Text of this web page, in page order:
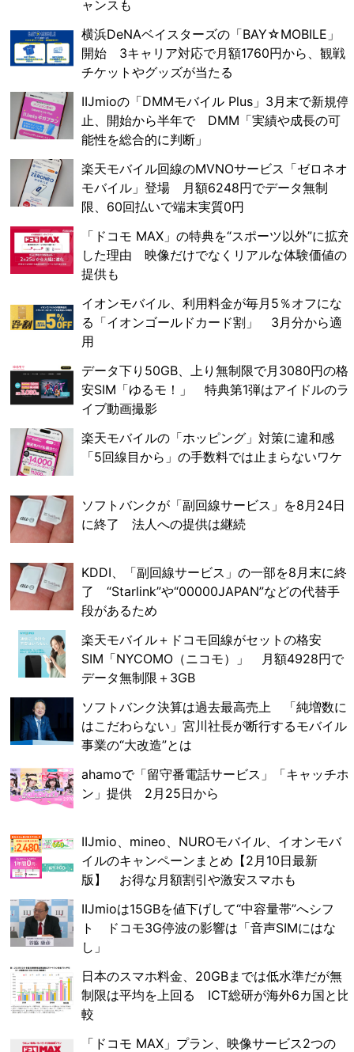
ャンスも
横浜DeNAベイスターズの「BAY☆MOBILE」
開始 3キャリア対応で月額1760円から、観戦
チケットやグッズが当たる
IIJmioの「DMMモバイル Plus」3月末で新規停
止、開始から半年で DMM「実績や成長の可
能性を総合的に判断」
楽天モバイル回線のMVNOサービス「ゼロネオ
モバイル」登場 月額6248円でデータ無制
限、60回払いで端末実質0円
「ドコモ MAX」の特典を“スポーツ以外”に拡充
した理由 映像だけでなくリアルな体験価値の
提供も
イオンモバイル、利用料金が毎月5％オフにな
る「イオンゴールドカード割」 3月分から適
用
データ下り50GB、上り無制限で月3080円の格
安SIM「ゆるモ！」 特典第1弾はアイドルのラ
イブ動画撮影
楽天モバイルの「ホッピング」対策に違和感
「5回線目から」の手数料では止まらないワケ
ソフトバンクが「副回線サービス」を8月24日
に終了 法人への提供は継続
KDDI、「副回線サービス」の一部を8月末に終
了 “Starlink”や“00000JAPAN”などの代替手
段があるため
楽天モバイル＋ドコモ回線がセットの格安
SIM「NYCOMO（ニコモ）」 月額4928円で
データ無制限＋3GB
ソフトバンク決算は過去最高売上 「純増数に
はこだわらない」宮川社長が断行するモバイル
事業の“大改造”とは
ahamoで「留守番電話サービス」「キャッチホ
ン」提供 2月25日から
IIJmio、mineo、NUROモバイル、イオンモバ
イルのキャンペーンまとめ【2月10日最新
版】 お得な月額割引や激安スマホも
IIJmioは15GBを値下げして“中容量帯”へシフ
ト ドコモ3G停波の影響は「音声SIMにはな
し」
日本のスマホ料金、20GBまでは低水準だが無
制限は平均を上回る ICT総研が海外6カ国と比
較
「ドコモ MAX」プラン、映像サービス2つの